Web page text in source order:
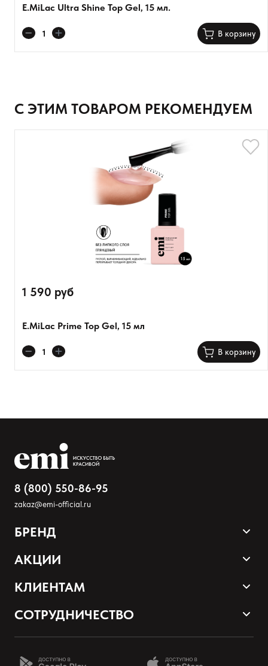
Оставить анонимно
Добавить отзыв
E.MiLac Ultra Shine Top Gel, 15 мл.
В корзину
С ЭТИМ ТОВАРОМ РЕКОМЕНДУЕМ
1 590 руб
E.MiLac Prime Top Gel, 15 мл
В корзину
8 (800) 550-86-95
zakaz@emi-official.ru
БРЕНД
Продукция
АКЦИИ
Sale
Программа лояльности
КЛИЕНТАМ
Оплата и доставка
СОТРУДНИЧЕСТВО
Стать партнером EMI
Школа EMI онлайн